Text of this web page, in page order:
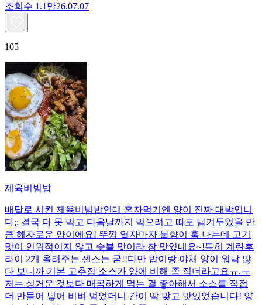
조회수 1.1만26.07.07
105
제육비빔밥
배달로 시킨 제육비빔밥인데 혼자먹기엔 양이 진짜 대박입니
다;; 결국 다 못 먹고 다음날까지 먹으려고 따로 남겨두었을 만
큼 혜자로운 양이에요! 뚜껑 열자마자 불향이 훅 나는데 고기
맛이 인위적이지 않고 숯불 맛이라 참 맛있네요~!특히 계란후
라이 2개 올려주는 센스는 굳!! ​다만 밥이랑 야채 양이 워낙 많
다 보니까 기본 고추장 소스가 양에 비해 좀 적더라고요ㅠ.ㅠ
저는 싱거운 것보다 매콤하게 먹는 걸 좋아해서 소스를 직접
더 만들어 넣어 비벼 먹었더니 간이 딱 맞고 맛있었습니다! 양